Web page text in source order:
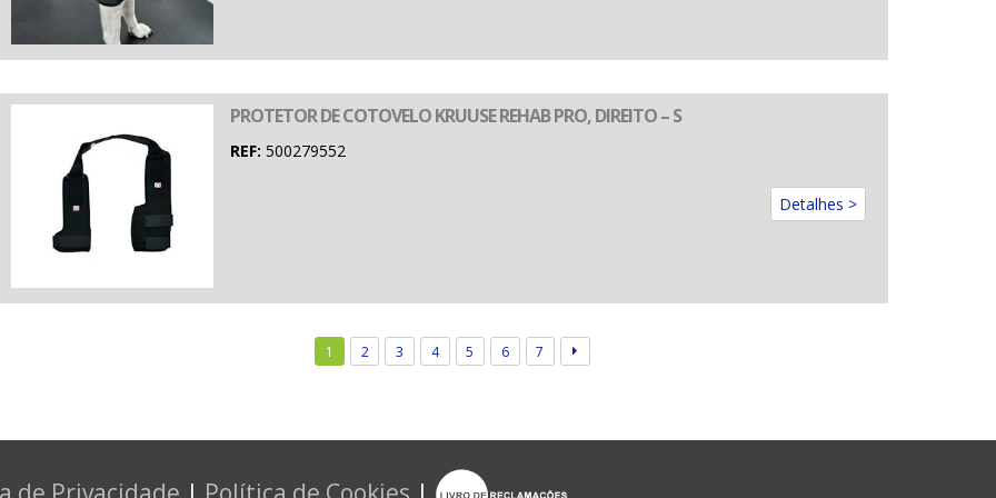
PROTETOR DE COTOVELO KRUUSE REHAB PRO, DIREITO – S
REF: 500279552
Detalhes >
1 2 3 4 5 6 7